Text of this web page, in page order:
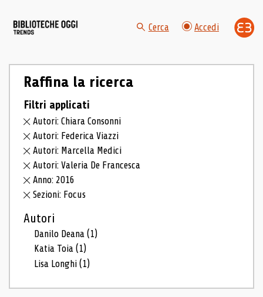
Cerca Accedi
Raffina la ricerca
Filtri applicati
Autori: Chiara Consonni
Autori: Federica Viazzi
Autori: Marcella Medici
Autori: Valeria De Francesca
Anno: 2016
Sezioni: Focus
Autori
Danilo Deana(1)
Katia Toia(1)
Lisa Longhi(1)